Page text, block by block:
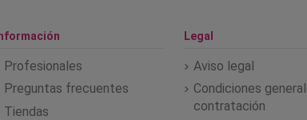
Profesionales
Preguntas frecuentes
Tiendas
Legal
Aviso legal
Condiciones
contratación